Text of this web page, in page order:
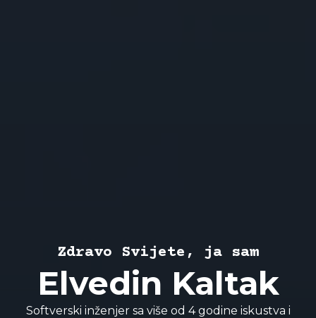
Zdravo Svijete, ja sam
Elvedin Kaltak
Softverski inženjer sa više od 4 godine iskustva i